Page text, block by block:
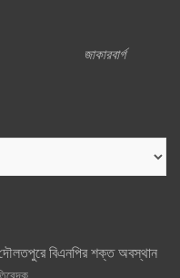
জাকারবার্গ
বিএনপির শক্ত অবস্থান